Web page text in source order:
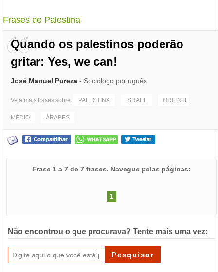
Frases de Palestina
Quando os palestinos poderão
gritar: Yes, we can!
José Manuel Pureza - Sociólogo português
Veja mais frases sobre: PALESTINA ISRAEL ORIENTE
MÉDIO ÁRABES
Frase 1 a 7 de 7 frases. Navegue pelas páginas:
1
Não encontrou o que procurava? Tente mais uma vez: